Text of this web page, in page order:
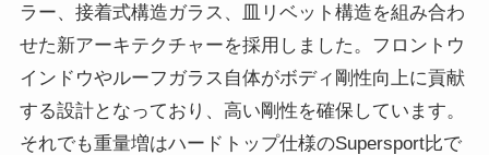
ラー、接着式構造ガラス、皿リベット構造を組み合わ
せた新アーキテクチャーを採用しました。フロントウ
インドウやルーフガラス自体がボディ剛性向上に貢献
する設計となっており、高い剛性を確保しています。
それでも重量増はハードトップ仕様のSupersport比で